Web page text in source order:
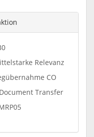
Relevanz
CO
Transfer